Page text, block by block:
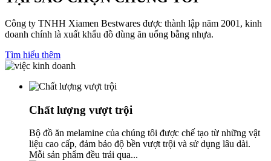
Công ty TNHH Xiamen Bestwares được thành lập năm 2001, kinh
doanh chính là xuất khẩu đồ dùng ăn uống bằng nhựa.
Tìm hiểu thêm
Chất lượng vượt trội
Bộ đồ ăn melamine của chúng tôi được chế tạo từ những vật
liệu cao cấp, đảm bảo độ bền vượt trội và sử dụng lâu dài.
Mỗi sản phẩm đều trải qua...